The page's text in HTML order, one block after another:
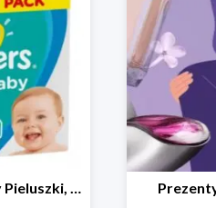
Pampers Active Baby Pieluszki, rozmiar 4